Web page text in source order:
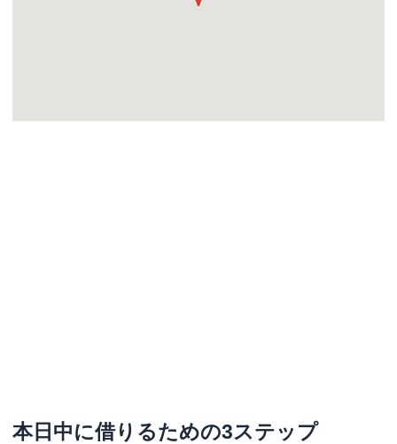
本日中に借りるための3ステップ